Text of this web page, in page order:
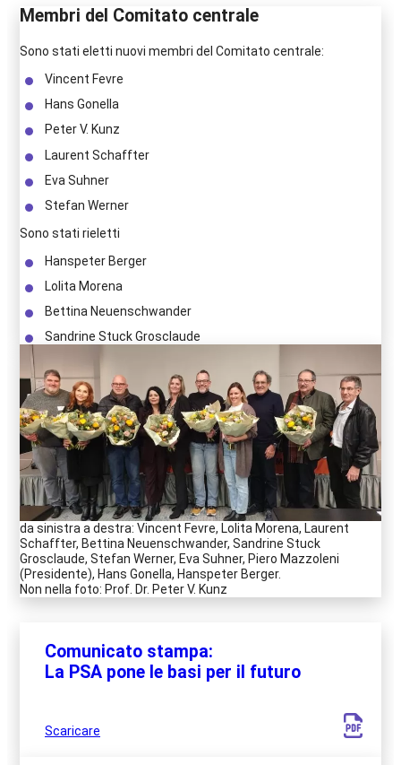
Membri del Comitato centrale
Sono stati eletti nuovi membri del Comitato centrale:
Vincent Fevre
Hans Gonella
Peter V. Kunz
Laurent Schaffter
Eva Suhner
Stefan Werner
Sono stati rieletti
Hanspeter Berger
Lolita Morena
Bettina Neuenschwander
Sandrine Stuck Grosclaude
da sinistra a destra: Vincent Fevre, Lolita Morena, Laurent
Schaffter, Bettina Neuenschwander, Sandrine Stuck
Grosclaude, Stefan Werner, Eva Suhner, Piero Mazzoleni
(Presidente), Hans Gonella, Hanspeter Berger.
Non nella foto: Prof. Dr. Peter V. Kunz
Comunicato stampa:
La PSA pone le basi per il futuro
Scaricare